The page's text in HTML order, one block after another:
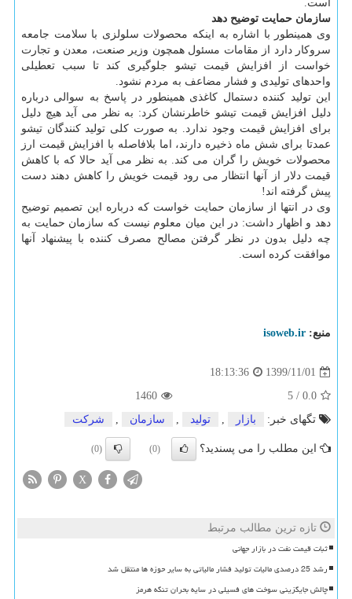
است.
سازمان حمایت توضیح دهد
وی همینطور با اشاره به اینکه محصولات سلولزی با سلامت جامعه
سروکار دارد از مقامات مسئول همچون وزیر صنعت، معدن و تجارت
خواست از افزایش قیمت تیشو جلوگیری کند تا سبب تعطیلی
واحدهای تولیدی و فشار مضاعف به مردم نشود.
این تولید کننده دستمال کاغذی همینطور در پاسخ به سوالی درباره
دلیل افزایش قیمت تیشو خاطرنشان کرد: به نظر می آید هیچ دلیل
برای افزایش قیمت وجود ندارد. به صورت کلی تولید کنندگان تیشو
عمدتا برای شش ماه ذخیره دارند، اما بلافاصله با افزایش قیمت ارز
محصولات خویش را گران می کند. به نظر می آید حالا که با کاهش
قیمت دلار از آنها انتظار می رود قیمت خویش را کاهش دهند دست
پیش گرفته اند!
وی در انتها از سازمان حمایت خواست که درباره این تصمیم توضیح
دهد و اظهار داشت: در این میان معلوم نیست که سازمان حمایت به
چه دلیل بدون در نظر گرفتن مصالح مصرف کننده با پیشنهاد آنها
موافقت کرده است.
منبع: isoweb.ir
1399/11/01
18:13:36
0.0
/
5
1460
تگهای خبر:
بازار , تولید , سازمان , شركت
این مطلب را می پسندید؟ (0)
(0)
X
تازه ترین مطالب مرتبط
ثبات قیمت نفت در بازار جهانی
رشد 25 درصدی مالیات تولید فشار مالیاتی به سایر حوزه ها منتقل شد
چالش جایگزینی سوخت های فسیلی در سایه بحران تنگه هرمز